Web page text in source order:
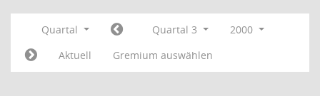
Quartal Quartal 3
2000
Aktuell
Gremium auswählen